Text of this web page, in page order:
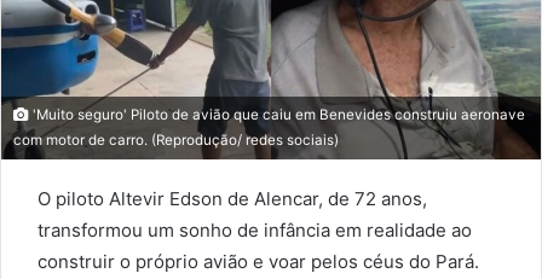
'Muito seguro' Piloto de avião que caiu em Benevides construiu aeronave
com motor de carro. (Reprodução/ redes sociais)
O piloto Altevir Edson de Alencar, de 72 anos,
transformou um sonho de infância em realidade ao
construir o próprio avião e voar pelos céus do Pará.